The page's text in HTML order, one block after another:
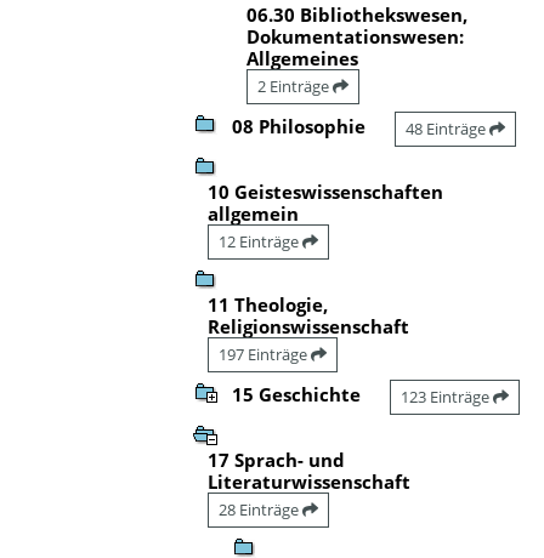
06.30 Bibliothekswesen,
Dokumentationswesen:
Allgemeines
2 Einträge
08 Philosophie 48 Einträge
10 Geisteswissenschaften
allgemein
12 Einträge
11 Theologie,
Religionswissenschaft
197 Einträge
15 Geschichte 123 Einträge
17 Sprach- und
Literaturwissenschaft
28 Einträge